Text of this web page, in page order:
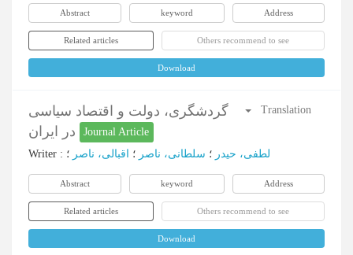
Abstract keyword Address
Related articles Others recommend to see
Download
گردشگری، دولت و اقتصاد سیاسی
Journal Article
Translation
Writer : لطفی، حیدر ؛ سلطانی، ناصر ؛ اقبالی، ناصر ؛
Abstract keyword Address
Related articles Others recommend to see
Download